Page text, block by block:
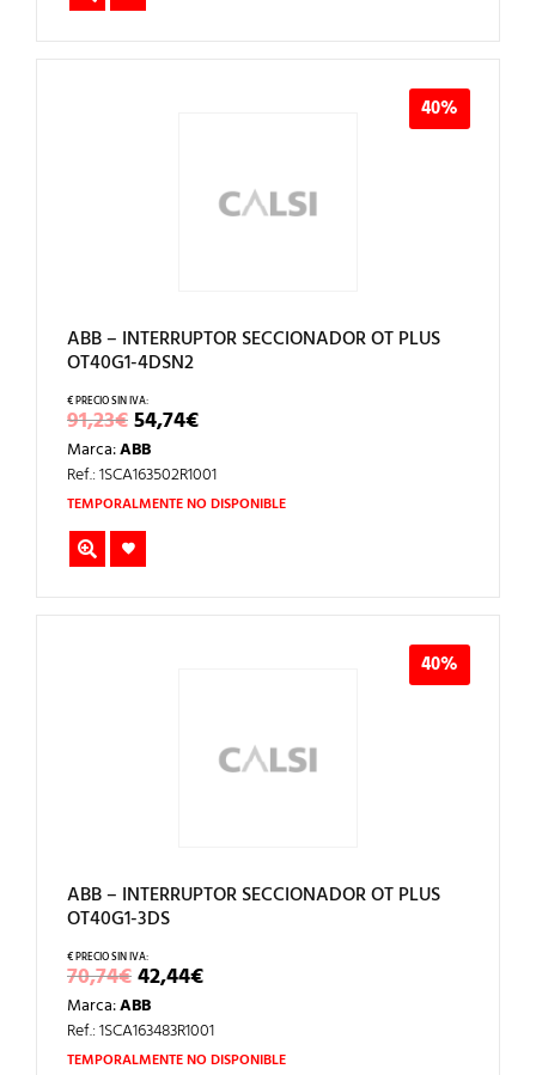
40%
ABB – INTERRUPTOR SECCIONADOR OT PLUS
OT40G1-4DSN2
91,23€EL
PRECIO
ORIGINAL
ERA:
91,23€.
54,74€EL
PRECIO
ES:
54,74€.
Marca:ABB
Ref.: 1SCA163502R1001
TEMPORALMENTE NO DISPONIBLE
40%
ABB – INTERRUPTOR SECCIONADOR OT PLUS
OT40G1-3DS
70,74€EL
PRECIO
ORIGINAL
ERA:
70,74€.
42,44€EL
PRECIO
ES:
42,44€.
Marca:ABB
Ref.: 1SCA163483R1001
TEMPORALMENTE NO DISPONIBLE